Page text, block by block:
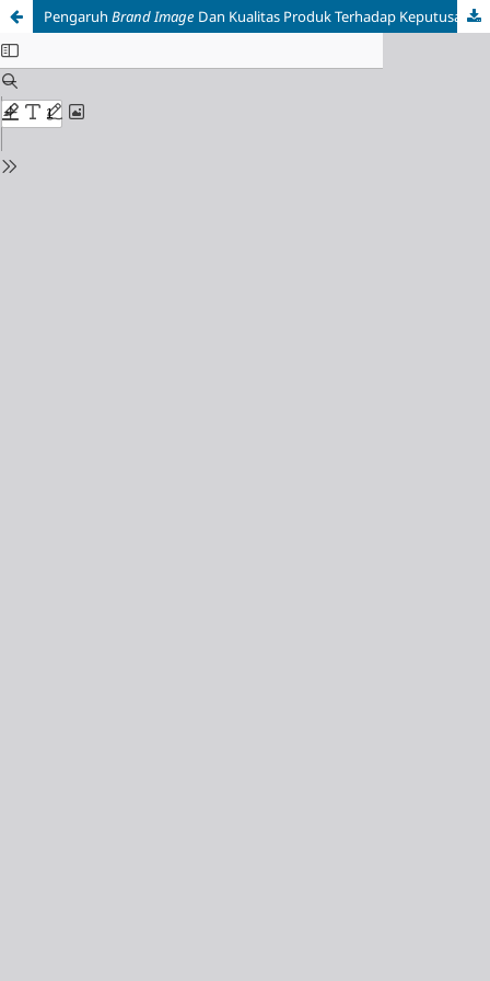
Pengaruh Brand Image Dan Kualitas Produk Terhadap Keputusan Pembelian Produk Scarlett Whitening Pada Mahasiswa Undiksha